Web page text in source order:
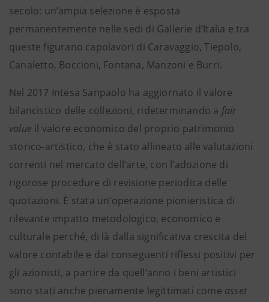
secolo: un’ampia selezione è esposta
permanentemente nelle sedi di Gallerie d’Italia e tra
queste figurano capolavori di Caravaggio, Tiepolo,
Canaletto, Boccioni, Fontana, Manzoni e Burri.
Nel 2017 Intesa Sanpaolo ha aggiornato il valore
bilancistico delle collezioni, rideterminando a fair
value il valore economico del proprio patrimonio
storico-artistico, che è stato allineato alle valutazioni
correnti nel mercato dell’arte, con l’adozione di
rigorose procedure di revisione periodica delle
quotazioni. È stata un’operazione pionieristica di
rilevante impatto metodologico, economico e
culturale perché, di là dalla significativa crescita del
valore contabile e dai conseguenti riflessi positivi per
gli azionisti, a partire da quell’anno i beni artistici
sono stati anche pienamente legittimati come asset